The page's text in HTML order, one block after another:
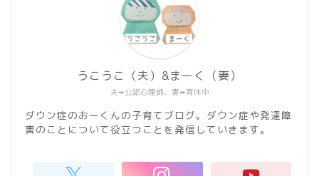
夫➡︎公認心理師、妻➡︎育休中
うこうこ（夫）&まーく（妻）
ダウン症のおーくんの子育てブログ。ダウン症や発達障
害のことについて役立つことを発信していきます。